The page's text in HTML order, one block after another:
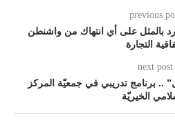
previous
بالمثل على أي انتهاك من واشنطن
التجارة
next post
.. برنامج تدريبي في جمعيّة المركز
الخيريّة